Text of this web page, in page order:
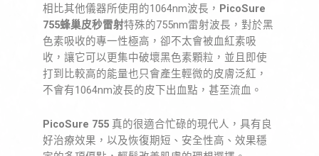
相比其他儀器所使用的1064nm波長， PicoSure
755蜂巢皮秒雷射特殊的755nm雷射波長，對於黑
色素吸收的專一性極高，卻不太會被血紅素吸
收，讓它可以更集中破壞黑色素顆粒，並且即使
打到比較高的能量也只會產生輕微的皮膚泛紅 ，
不會有1064nm波長的皮下出血點，甚至流血。
PicoSure 755 真的很適合忙碌的現代人，具有良
好治療效果，以及恢復期短、安全性高、效果穩